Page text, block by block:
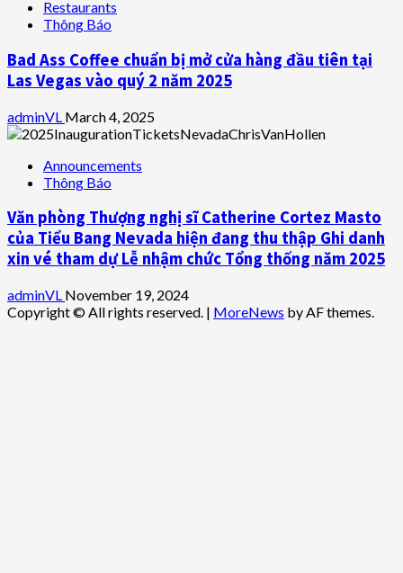
Restaurants
Thông Báo
Bad Ass Coffee chuẩn bị mở cửa hàng đầu tiên tại
Las Vegas vào quý 2 năm 2025
adminVL March 4, 2025
Announcements
Thông Báo
Văn phòng Thượng nghị sĩ Catherine Cortez Masto
của Tiểu Bang Nevada hiện đang thu thập Ghi danh
xin vé tham dự Lễ nhậm chức Tổng thống năm 2025
adminVL November 19, 2024
Copyright © All rights reserved. | MoreNews by AF themes.